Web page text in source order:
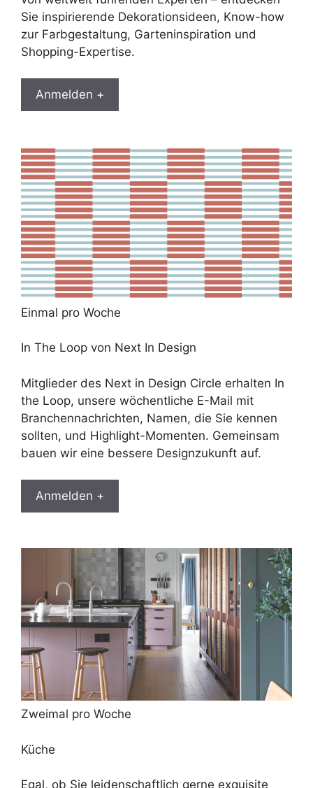
Sie inspirierende Dekorationsideen, Know-how
zur Farbgestaltung, Garteninspiration und
Shopping-Expertise.
Anmelden +
Einmal pro Woche
In The Loop von Next In Design
Mitglieder des Next in Design Circle erhalten In
the Loop, unsere wöchentliche E-Mail mit
Branchennachrichten, Namen, die Sie kennen
sollten, und Highlight-Momenten. Gemeinsam
bauen wir eine bessere Designzukunft auf.
Anmelden +
Zweimal pro Woche
Küche
Egal, ob Sie leidenschaftlich gerne exquisite